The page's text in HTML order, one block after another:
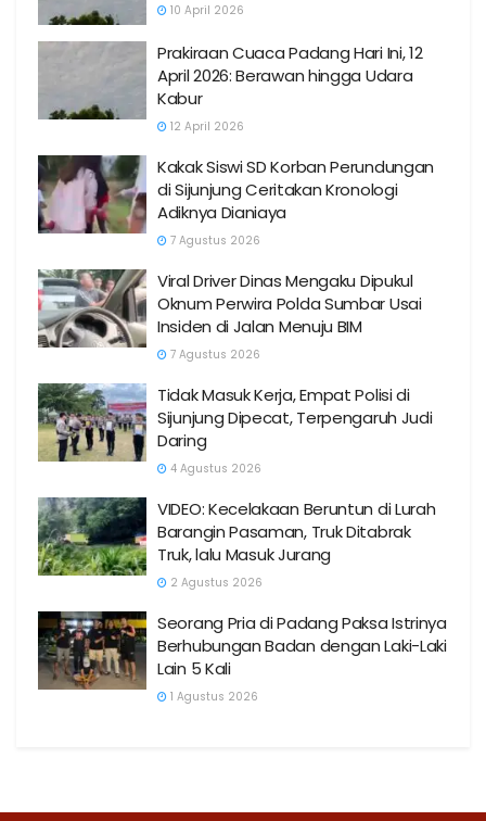
10 April 2026
Prakiraan Cuaca Padang Hari Ini, 12
April 2026: Berawan hingga Udara
Kabur
12 April 2026
Kakak Siswi SD Korban Perundungan
di Sijunjung Ceritakan Kronologi
Adiknya Dianiaya
7 Agustus 2026
Viral Driver Dinas Mengaku Dipukul
Oknum Perwira Polda Sumbar Usai
Insiden di Jalan Menuju BIM
7 Agustus 2026
Tidak Masuk Kerja, Empat Polisi di
Sijunjung Dipecat, Terpengaruh Judi
Daring
4 Agustus 2026
VIDEO: Kecelakaan Beruntun di Lurah
Barangin Pasaman, Truk Ditabrak
Truk, lalu Masuk Jurang
2 Agustus 2026
Seorang Pria di Padang Paksa Istrinya
Berhubungan Badan dengan Laki-Laki
Lain 5 Kali
1 Agustus 2026